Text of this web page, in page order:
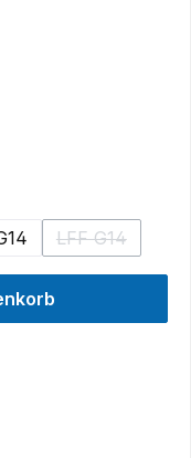
LFF G14
(Diese
Schaltflächen um die